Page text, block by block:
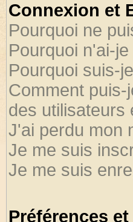
Connexion et
Pourquoi ne
Pourquoi n'ai-
Pourquoi suis-
Comment
des utilisateurs
J'ai perdu mon
Je me suis
Je me suis
Préférences